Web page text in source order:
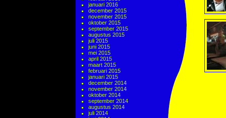
januari 2016
december 2015
november 2015
oktober 2015
september 2015
augustus 2015
juli 2015
juni 2015
mei 2015
april 2015
maart 2015
februari 2015
januari 2015
december 2014
november 2014
oktober 2014
september 2014
augustus 2014
juli 2014